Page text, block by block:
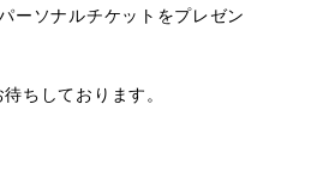
ーソナルチケットをプレゼン
ちしております。